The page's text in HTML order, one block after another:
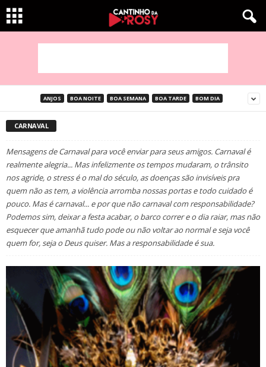
ANJOS BOA NOITE BOA SEMANA BOA TARDE BOM DIA
CARNAVAL
Mensagens de Carnaval para você enviar para seus amigos. Carnaval é
realmente alegria... Mas infelizmente os tempos mudaram, o trânsito
nos agride, o stress é o mal do século, as doenças são invisíveis pra
quem não as tem, a violência arromba nossas portas e todo cuidado é
pouco. Mas é carnaval... e por que não carnaval com responsabilidade?
Podemos sim, deixar a festa acabar, o barco correr e o dia raiar, mas não
esquecer que amanhã tudo pode ou não voltar ao normal e seja você
quem for, seja o Deus quiser. Mas a responsabilidade é sua.